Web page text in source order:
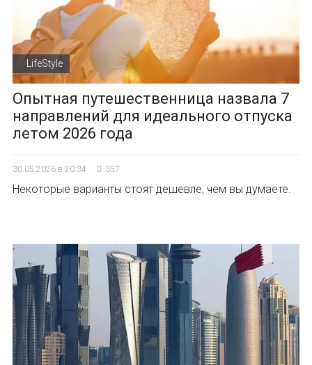
LifeStyle
Опытная путешественница назвала 7
направлений для идеального отпуска
летом 2026 года
30.05.2026 в 20:34 357
Некоторые варианты стоят дешевле, чем вы думаете.